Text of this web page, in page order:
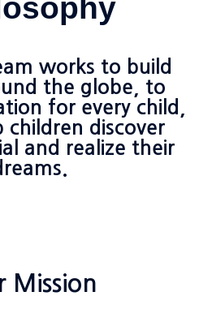
works to build
the globe, to
for every child,
children discover
and realize their
Mission